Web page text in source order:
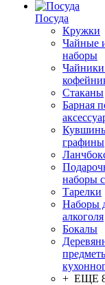
Посуда
Кружки
Чайные
наборы
Стаканы
Барная
графины
наборы
Тарелки
Наборы
алкоголя
Бокалы
+ ЕЩЕ